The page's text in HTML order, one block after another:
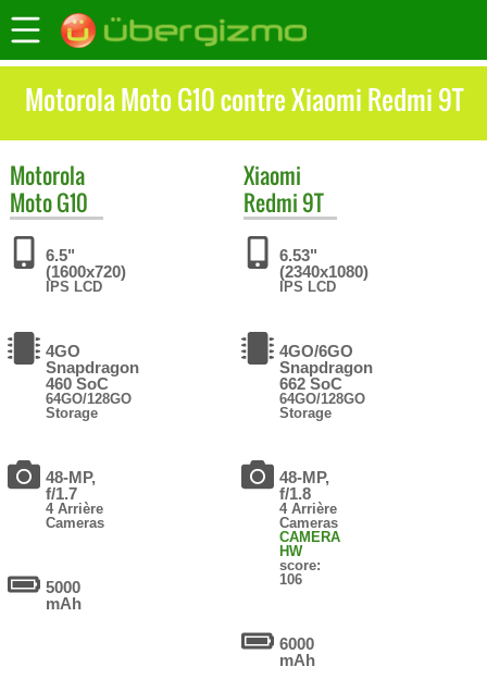
Motorola Moto G10 contre Xiaomi Redmi 9T
Motorola
Moto G10
6.5"
(1600x720)
IPS LCD
4GO
Snapdragon
460 SoC
64GO/128GO
Storage
48-MP,
f/1.7
4 Arrière
Cameras
5000
mAh
Xiaomi
Redmi 9T
6.53"
(2340x1080)
IPS LCD
4GO/6GO
Snapdragon
662 SoC
64GO/128GO
Storage
48-MP,
f/1.8
4 Arrière
Cameras
CAMERA
HW
score:
106
6000
mAh